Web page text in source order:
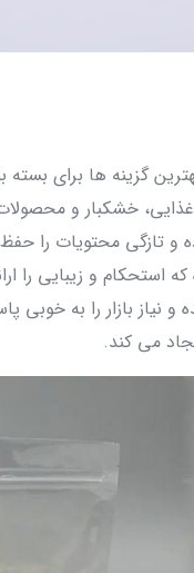
گزینه‌ ها برای
غذایی، خشکبار و
و تازگی محتویات را
که استحکام و زیبایی
و نیاز بازار را به‌
می‌ کند.